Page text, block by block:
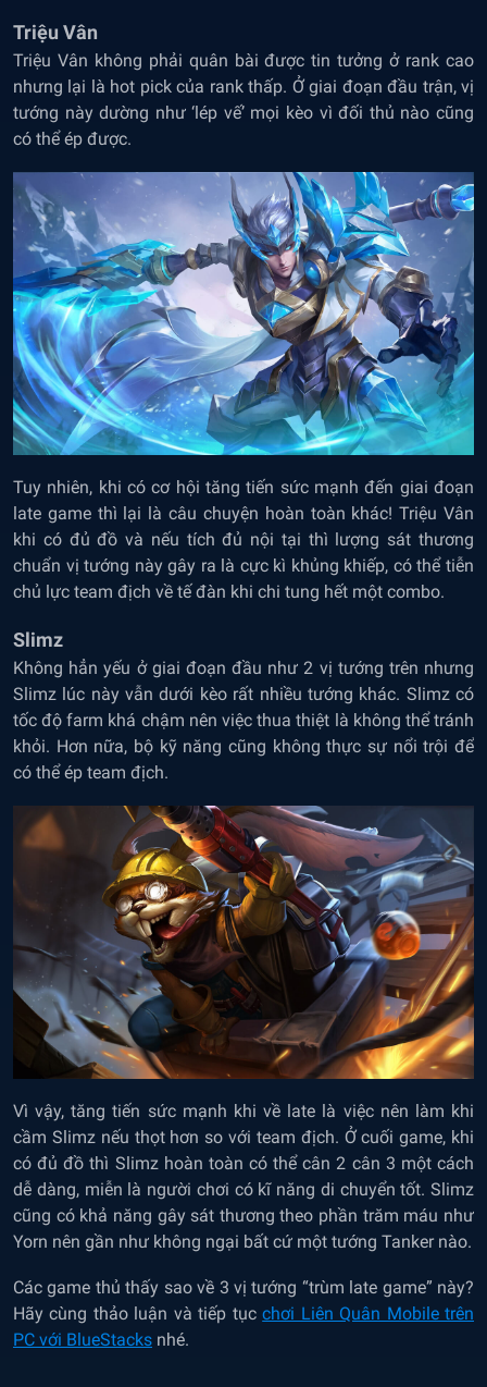
Triệu Vân
Triệu Vân không phải quân bài được tin tưởng ở rank cao
nhưng lại là hot pick của rank thấp. Ở giai đoạn đầu trận, vị
tướng này dường như ‘lép vế’ mọi kèo vì đối thủ nào cũng
có thể ép được.
Tuy nhiên, khi có cơ hội tăng tiến sức mạnh đến giai đoạn
late game thì lại là câu chuyện hoàn toàn khác! Triệu Vân
khi có đủ đồ và nếu tích đủ nội tại thì lượng sát thương
chuẩn vị tướng này gây ra là cực kì khủng khiếp, có thể tiễn
chủ lực team địch về tế đàn khi chi tung hết một combo.
Slimz
Không hẳn yếu ở giai đoạn đầu như 2 vị tướng trên nhưng
Slimz lúc này vẫn dưới kèo rất nhiều tướng khác. Slimz có
tốc độ farm khá chậm nên việc thua thiệt là không thể tránh
khỏi. Hơn nữa, bộ kỹ năng cũng không thực sự nổi trội để
có thể ép team địch.
Vì vậy, tăng tiến sức mạnh khi về late là việc nên làm khi
cầm Slimz nếu thọt hơn so với team địch. Ở cuối game, khi
có đủ đồ thì Slimz hoàn toàn có thể cân 2 cân 3 một cách
dễ dàng, miễn là người chơi có kĩ năng di chuyển tốt. Slimz
cũng có khả năng gây sát thương theo phần trăm máu như
Yorn nên gần như không ngại bất cứ một tướng Tanker nào.
Các game thủ thấy sao về 3 vị tướng “trùm late game” này?
Hãy cùng thảo luận và tiếp tụcchơi Liên Quân Mobile trên
PC với BlueStacks nhé.